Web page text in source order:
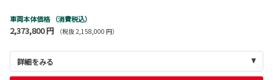
車両本体価格 （消費税込）
2,373,800 円 （税抜 2,158,000 円）
詳細をみる